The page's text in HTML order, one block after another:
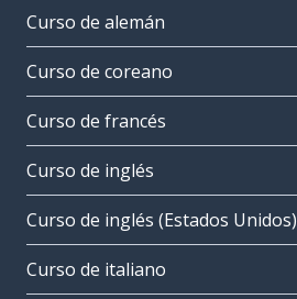
Curso de alemán
Curso de coreano
Curso de francés
Curso de inglés
Curso de inglés (Estados Unidos)
Curso de italiano